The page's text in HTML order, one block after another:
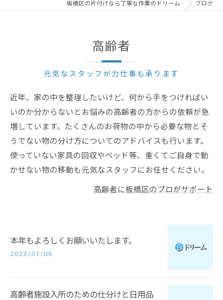
板橋区の片付けなら丁寧な作業のドリーム ブログ
高齢者
元気なスタッフが力仕事も承ります
近年、家の中を整理したいけど、何から手をつければい
いのか分からないとお悩みの高齢者の方からの依頼が急
増しています。たくさんのお荷物の中から必要な物とそ
うでない物の分け方についてのアドバイスも行います。
使っていない家具の回収やベッド等、重くてご自身で動
かせない物の移動も元気なスタッフにお任せください。
高齢者に板橋区のプロがサポート
本年もよろしくお願いいたします。
2023/01/06
高齢者施設入所のための仕分けと日用品